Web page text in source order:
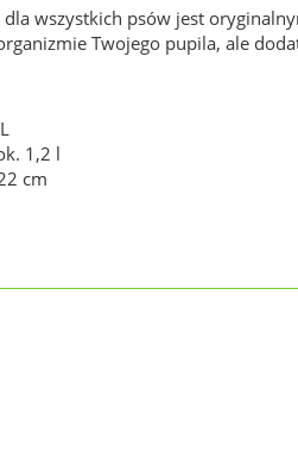
wszystkich psów jest
Twojego pupila, ale
1,2 l
cm